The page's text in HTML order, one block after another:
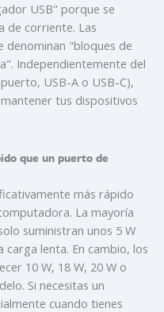
USB" porque se
de corriente. Las
denominan "bloques de
Independientemente del
USB-A o USB-C),
tus dispositivos
que un puerto de
más rápido
La mayoría
suministran unos 5 W
lenta. En cambio, los
10 W, 18 W, 20 W o
Si necesitas un
cuando tienes